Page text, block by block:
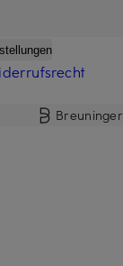
Breuninger